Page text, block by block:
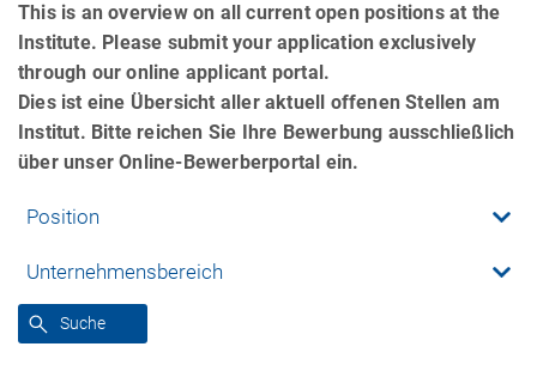
This is an overview on all current open positions at the
Institute. Please submit your application exclusively
through our online applicant portal.
Dies ist eine Übersicht aller aktuell offenen Stellen am
Institut. Bitte reichen Sie Ihre Bewerbung ausschließlich
über unser Online-Bewerberportal ein.
Position
Doktorand*in
Unternehmensbereich
Computergestütztes Materialdesign
Suche